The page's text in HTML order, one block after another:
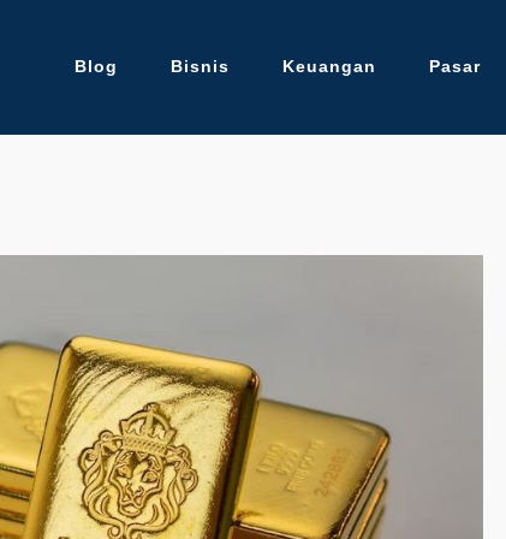
Blog Bisnis Keuangan Pasar